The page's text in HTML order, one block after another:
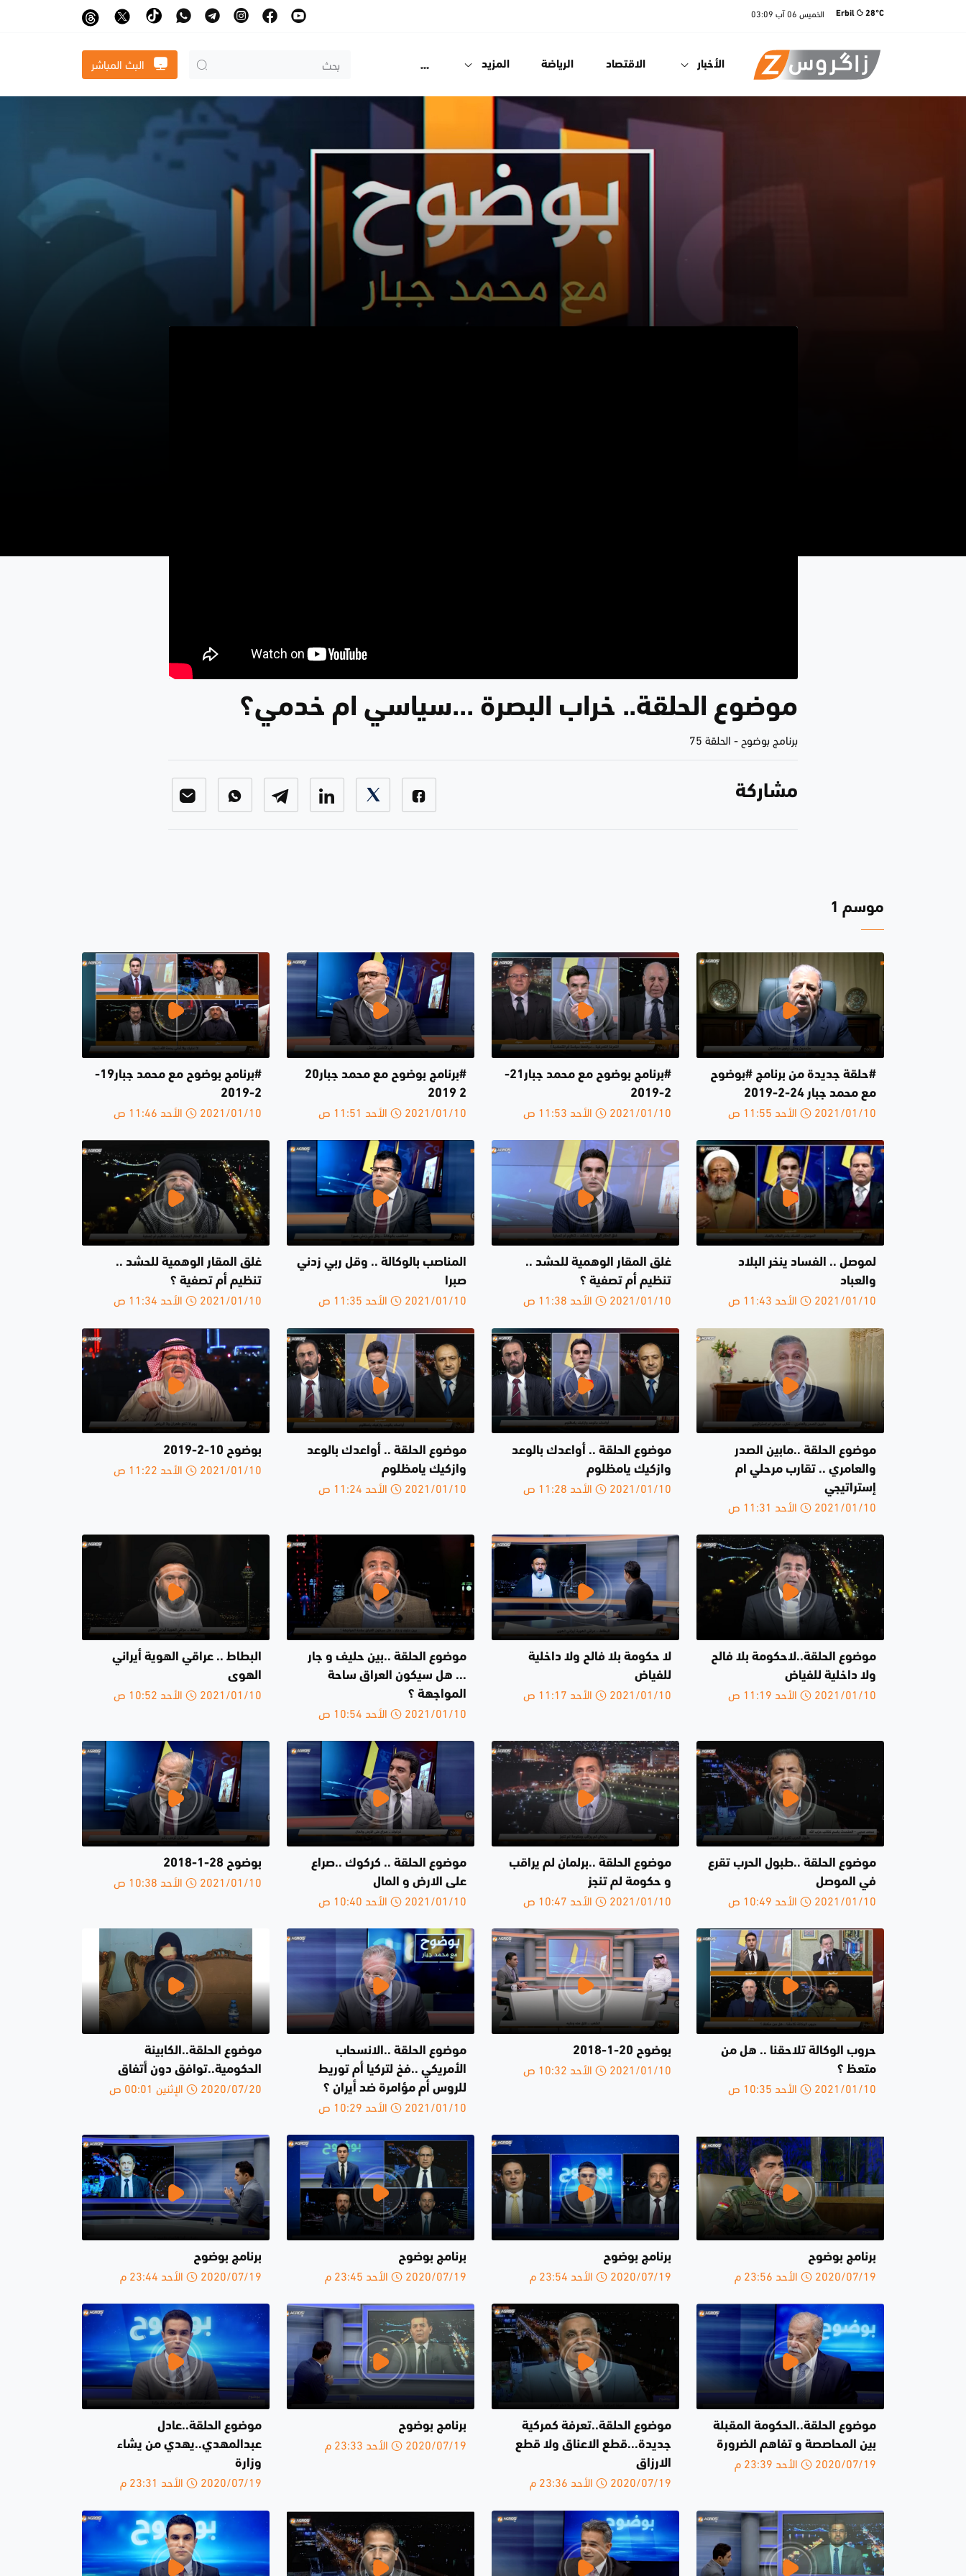
Erbil 28°C الخميس 06 آب 03:09
الأخبار الاقتصاد الرياضة المزيد البث المباشر
موضوع الحلقة.. خراب البصرة ...سياسي ام خدمي؟
برنامج بوضوح - الحلقة 75
مشاركة
موسم 1
#حلقة جديدة من برنامج #بوضوح
مع محمد جبار 24-2-2019
2021/01/10 الأحد 11:55 ص
#برنامج بوضوح مع محمد جبار21-
2-2019
2021/01/10 الأحد 11:53 ص
#برنامج بوضوح مع محمد جبار20
2 2019
2021/01/10 الأحد 11:51 ص
#برنامج بوضوح مع محمد جبار19-
2-2019
2021/01/10 الأحد 11:46 ص
لموصل .. الفساد ينخر البلاد
والعباد
2021/01/10 الأحد 11:43 ص
غلق المقار الوهمية للحشد ..
تنظيم أم تصفية ؟
2021/01/10 الأحد 11:38 ص
المناصب بالوكالة .. وقل ربي زدني
صبرا
2021/01/10 الأحد 11:35 ص
غلق المقار الوهمية للحشد ..
تنظيم أم تصفية ؟
2021/01/10 الأحد 11:34 ص
موضوع الحلقة ..مابين الصدر
والعامري .. تقارب مرحلي ام
إستراتيجي
2021/01/10 الأحد 11:31 ص
موضوع الحلقة .. أواعدك بالوعد
وازكيك يامظلوم
2021/01/10 الأحد 11:28 ص
موضوع الحلقة .. أواعدك بالوعد
وازكيك يامظلوم
2021/01/10 الأحد 11:24 ص
بوضوح 10-2-2019
2021/01/10 الأحد 11:22 ص
موضوع الحلقة..لاحكومة بلا فالح
ولا داخلية للفياض
2021/01/10 الأحد 11:19 ص
لا حكومة بلا فالح ولا داخلية
للفياض
2021/01/10 الأحد 11:17 ص
موضوع الحلقة ..بين حليف و جار
... هل سيكون العراق ساحة
المواجهة ؟
2021/01/10 الأحد 10:54 ص
البطاط .. عراقي الهوية أيراني
الهوى
2021/01/10 الأحد 10:52 ص
موضوع الحلقة ..طبول الحرب تقرع
في الموصل
2021/01/10 الأحد 10:49 ص
موضوع الحلقة ..برلمان لم يراقب
و حكومة لم تنجز
2021/01/10 الأحد 10:47 ص
موضوع الحلقة .. كركوك ..صراع
على الارض و المال
2021/01/10 الأحد 10:40 ص
بوضوح 28-1-2018
2021/01/10 الأحد 10:38 ص
حروب الوكالة تلاحقنا .. هل من
متعظ ؟
2021/01/10 الأحد 10:35 ص
بوضوح 20-1-2018
2021/01/10 الأحد 10:32 ص
موضوع الحلقة ..الانسحاب
الأمريكي ..فخ لتركيا أم توريط
للروس أم مؤامرة ضد أيران ؟
2021/01/10 الأحد 10:29 ص
موضوع الحلقة..الكابينة
الحكومية..توافق دون أتفاق
2020/07/20 الإثنين 00:01 ص
برنامج بوضوح
2020/07/19 الأحد 23:56 م
برنامج بوضوح
2020/07/19 الأحد 23:54 م
برنامج بوضوح
2020/07/19 الأحد 23:45 م
برنامج بوضوح
2020/07/19 الأحد 23:44 م
موضوع الحلقة..الحكومة المقبلة
بين المحاصصة و تفاهم الضرورة
2020/07/19 الأحد 23:39 م
موضوع الحلقة..تعرفة كمركية
جديدة...قطع الاعناق ولا قطع
الارزاق
2020/07/19 الأحد 23:36 م
برنامج بوضوح
2020/07/19 الأحد 23:33 م
موضوع الحلقة..عادل
عبدالمهدي..يهدي من يشاء
وزارة
2020/07/19 الأحد 23:31 م